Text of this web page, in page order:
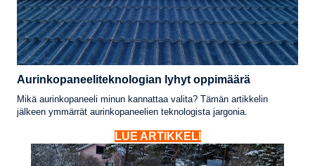
Aurinkopaneeliteknologian lyhyt oppimäärä
Mikä aurinkopaneeli minun kannattaa valita? Tämän artikkelin
jälkeen ymmärrät aurinkopaneelien teknologista jargonia.
LUE ARTIKKELI